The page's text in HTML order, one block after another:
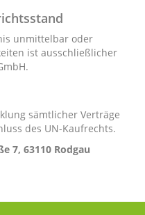
unmittelbar oder
ist ausschließlicher
sämtlicher Verträge
des UN-Kaufrechts.
7, 63110 Rodgau